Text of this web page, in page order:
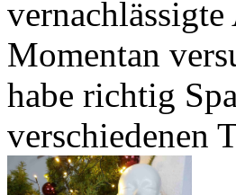
Momentan
habe richtig
verschiedenen